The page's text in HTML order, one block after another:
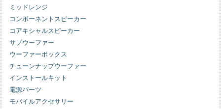
ミッドレンジ
コンポーネントスピーカー
コアキシャルスピーカー
サブウーファー
ウーファーボックス
チューンナップウーファー
インストールキット
電源パーツ
モバイルアクセサリー